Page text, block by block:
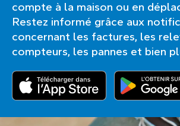
compte à la maison ou en
Restez informé grâce aux
concernant les factures, les
compteurs, les pannes et bien